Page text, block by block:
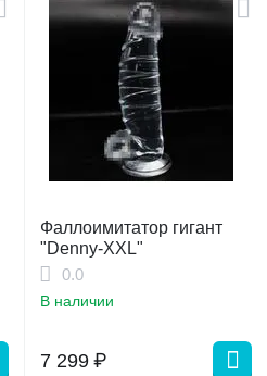
Фаллоимитатор гигант
"Denny-XXL"
0.0
В наличии
7 299 ₽